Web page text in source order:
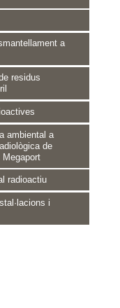
a
residus
ambiental a
de
radioactiu
i